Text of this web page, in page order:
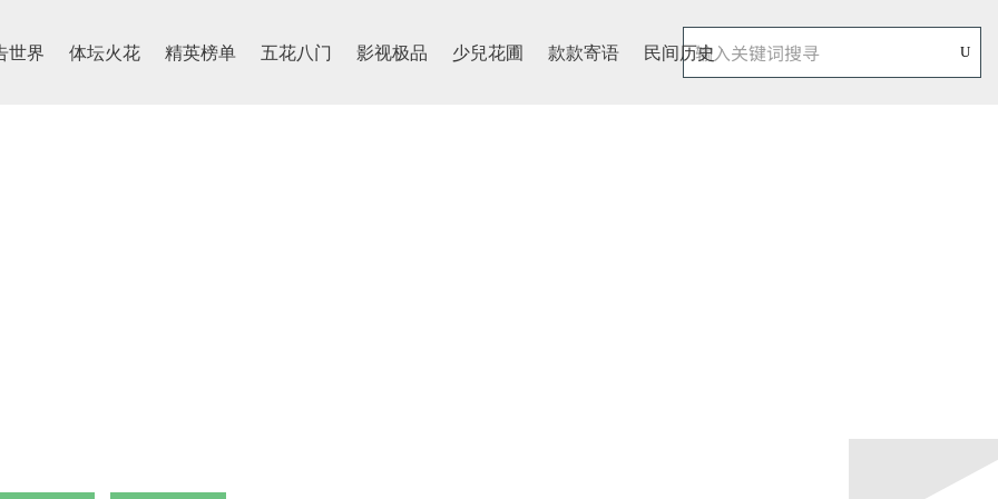
世界 体坛火花 精英榜单 五花八门 影视极品 少兒花圃 款款寄语 民间历史